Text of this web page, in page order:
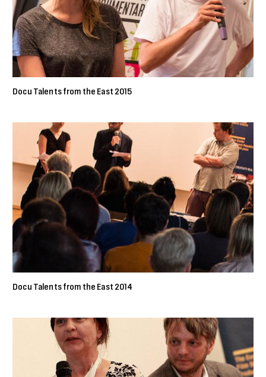
Docu Talents from the East 2015
Docu Talents from the East 2014